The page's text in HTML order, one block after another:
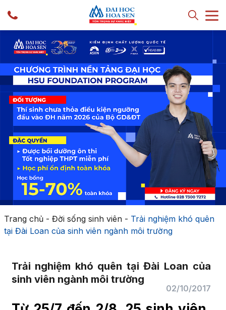
Trang chủ- Đời sống sinh viên- Trải nghiệm khó quên
tại Đài Loan của sinh viên ngành môi trường
Trải nghiệm khó quên tại Đài Loan của
sinh viên ngành môi trường
02/10/2017